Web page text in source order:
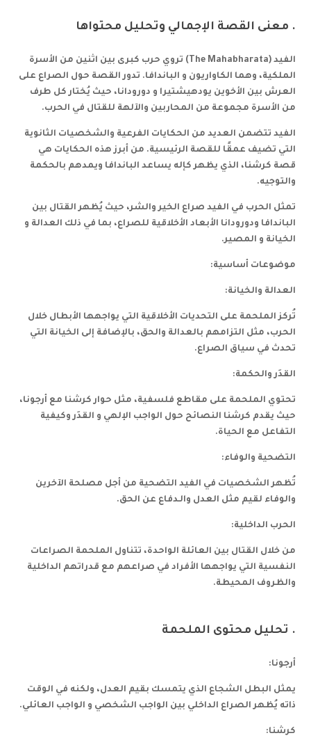
. معنى القصة الإجمالي وتحليل محتواها
الفيد (The Mahabharata ) تروي حرب كبرى بين اثنين من الأسرة
الملكية، وهما الكاواريون و الباندافا. تدور القصة حول الصراع على
العرش بين الأخوين يودهيشتيرا و دورودانا، حيث يُختار كل طرف
من الأسرة مجموعة من المحاربين والآلهة للقتال في الحرب.
الفيد تتضمن العديد من الحكايات الفرعية والشخصيات الثانوية
التي تضيف عمقًا للقصة الرئيسية. من أبرز هذه الحكايات هي
قصة كرشنا، الذي يظهر كإله يساعد الباندافا ويمدهم بالحكمة
والتوجيه.
تمثل الحرب في الفيد صراع الخير والشر، حيث يُظهر القتال بين
الباندافا ودورودانا الأبعاد الأخلاقية للصراع، بما في ذلك العدالة و
الخيانة و المصير.
موضوعات أساسية:
العدالة والخيانة:
تُركز الملحمة على التحديات الأخلاقية التي يواجهها الأبطال خلال
الحرب، مثل التزامهم بالعدالة والحق، بالإضافة إلى الخيانة التي
تحدث في سياق الصراع.
القدَر والحكمة:
تحتوي الملحمة على مقاطع فلسفية، مثل حوار كرشنا مع أرجونا،
حيث يقدم كرشنا النصائح حول الواجب الإلهي و القدَر وكيفية
التفاعل مع الحياة.
التضحية والوفاء:
تُظهر الشخصيات في الفيد التضحية من أجل مصلحة الآخرين
والوفاء لقيم مثل العدل والـدفاع عن الحق.
الحرب الداخلية:
من خلال القتال بين العائلة الواحدة، تتناول الملحمة الصراعات
النفسية التي يواجهها الأفراد في صراعهم مع قدراتهم الداخلية
والظروف المحيطة.
. تحليل محتوى الملحمة
أرجونا:
يمثل البطل الشجاع الذي يتمسك بقيم العدل، ولكنه في الوقت
ذاته يُظهر الصراع الداخلي بين الواجب الشخصي و الواجب العائلي.
كرشنا: